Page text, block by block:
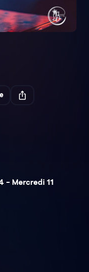
ios_share
- Mercredi 11